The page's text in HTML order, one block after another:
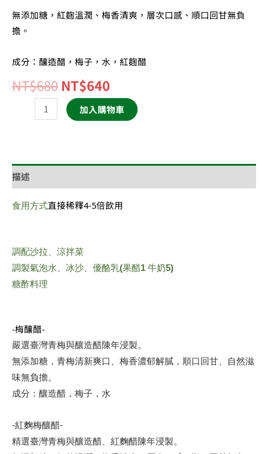
無添加糖，紅麴溫潤、梅香清爽，層次口感、順口回甘無負
擔。
成分：釀造醋，梅子，水，紅麴醋
NT$680 NT$640
加入購物車
描述
食用方式直接稀釋4-5倍飲用
調配沙拉、涼拌菜
調製氣泡水、冰沙、優酪乳(果醋1 牛奶5)
糖酢料理
-梅釀醋-
嚴選臺灣青梅與釀造醋陳年浸製。
無添加糖，青梅清新爽口、梅香濃郁解膩，順口回甘、自然滋
味無負擔。
成分：釀造醋，梅子，水
-紅麴梅釀醋-
精選臺灣青梅與釀造醋、紅麴醋陳年浸製。